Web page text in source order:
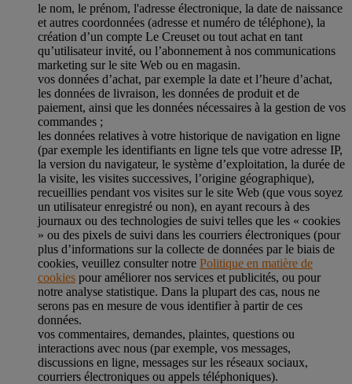
le nom, le prénom, l'adresse électronique, la date de naissance
et autres coordonnées (adresse et numéro de téléphone), la
création d’un compte Le Creuset ou tout achat en tant
qu’utilisateur invité, ou l’abonnement à nos communications
marketing sur le site Web ou en magasin.
vos données d’achat, par exemple la date et l’heure d’achat,
les données de livraison, les données de produit et de
paiement, ainsi que les données nécessaires à la gestion de vos
commandes ;
les données relatives à votre historique de navigation en ligne
(par exemple les identifiants en ligne tels que votre adresse IP,
la version du navigateur, le système d’exploitation, la durée de
la visite, les visites successives, l’origine géographique),
recueillies pendant vos visites sur le site Web (que vous soyez
un utilisateur enregistré ou non), en ayant recours à des
journaux ou des technologies de suivi telles que les « cookies
» ou des pixels de suivi dans les courriers électroniques (pour
plus d’informations sur la collecte de données par le biais de
cookies, veuillez consulter notre Politique en matière de
cookies pour améliorer nos services et publicités, ou pour
notre analyse statistique. Dans la plupart des cas, nous ne
serons pas en mesure de vous identifier à partir de ces
données.
vos commentaires, demandes, plaintes, questions ou
interactions avec nous (par exemple, vos messages,
discussions en ligne, messages sur les réseaux sociaux,
courriers électroniques ou appels téléphoniques).